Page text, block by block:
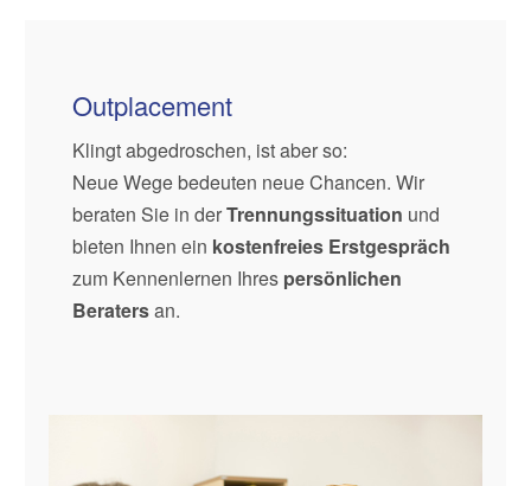
Outplacement
Klingt abgedroschen, ist aber so:
Neue Wege bedeuten neue Chancen. Wir
beraten Sie in derTrennungssituation und
bieten Ihnen ein kostenfreies Erstgespräch
zum Kennenlernen Ihres persönlichen
Beratersan.